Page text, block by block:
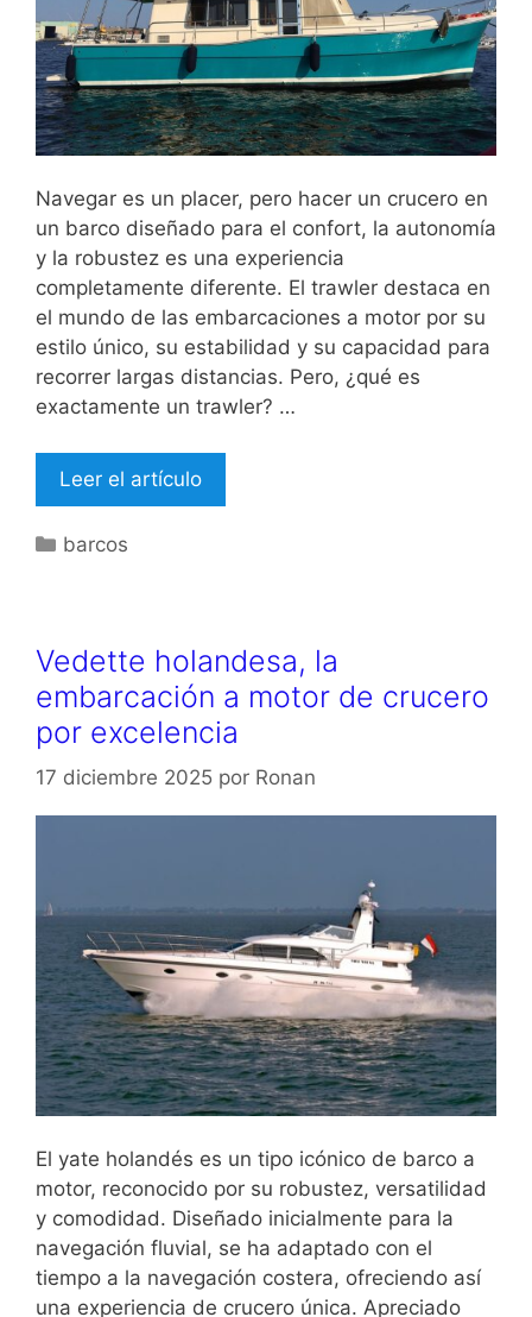
Navegar es un placer, pero hacer un crucero en
un barco diseñado para el confort, la autonomía
y la robustez es una experiencia
completamente diferente. El trawler destaca en
el mundo de las embarcaciones a motor por su
estilo único, su estabilidad y su capacidad para
recorrer largas distancias. Pero, ¿qué es
exactamente un trawler? …
Leer el artículo
Categorías
barcos
Vedette holandesa, la
embarcación a motor de crucero
por excelencia
17 diciembre 2025 por Ronan
El yate holandés es un tipo icónico de barco a
motor, reconocido por su robustez, versatilidad
y comodidad. Diseñado inicialmente para la
navegación fluvial, se ha adaptado con el
tiempo a la navegación costera, ofreciendo así
una experiencia de crucero única. Apreciado